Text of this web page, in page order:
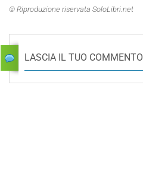
© Riproduzione riservata SoloLibri.net
LASCIA IL TUO COMMENTO